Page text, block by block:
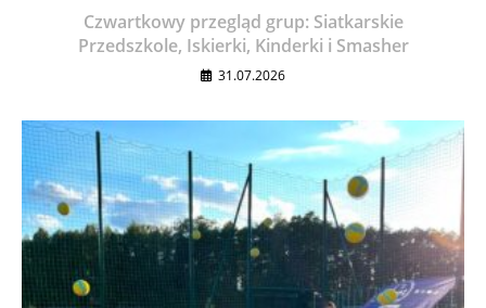
Czwartkowy przegląd grup: Siatkarskie
Przedszkole, Iskierki, Kinderki i Smasher
31.07.2026